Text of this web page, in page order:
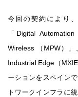
今回の契約により
「Digital
Wireless （MPW）
Industrial Edge（
ーションをスペイン
トワークインフラに